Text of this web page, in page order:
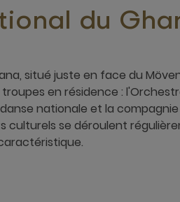
du
situé juste en face du
en résidence :
nationale et la
culturels se déroulent